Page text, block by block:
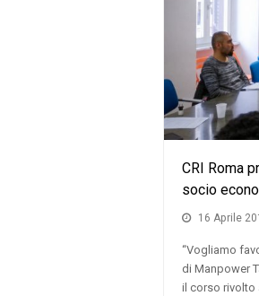
CRI Roma
socio
16 Aprile
“Vogliamo
di Manpower
il corso rivolto